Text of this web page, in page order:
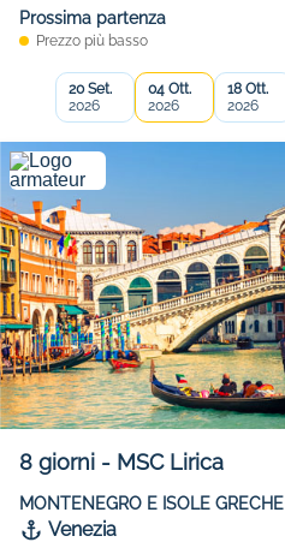
Prossima partenza
Prezzo più basso
20 Set.
2026
04 Ott.
2026
18 Ott.
2026
8 giorni - MSC Lirica
MONTENEGRO E ISOLE GRECHE
Venezia